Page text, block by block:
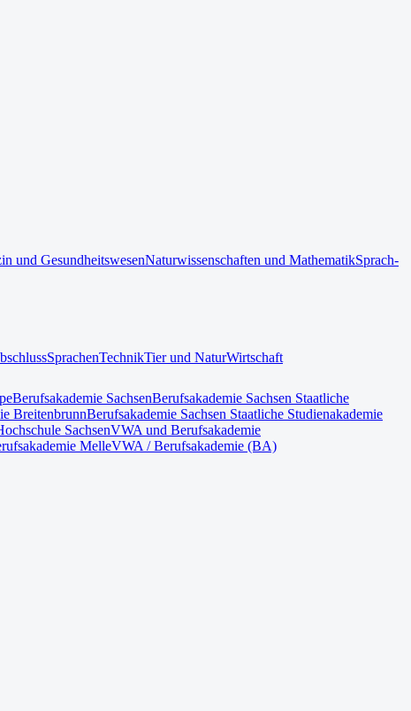
und GesundheitswesenNaturwissenschaften und MathematikSprach-
SprachenTechnikTier und NaturWirtschaft
Berufsakademie SachsenBerufsakademie Sachsen Staatliche
BreitenbrunnBerufsakademie Sachsen Staatliche Studienakademie
SachsenVWA und Berufsakademie
MelleVWA / Berufsakademie (BA)